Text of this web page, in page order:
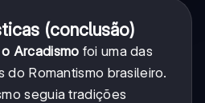
(conclusão)
Arcadismo foi uma das
do Romantismo brasileiro.
seguia tradições